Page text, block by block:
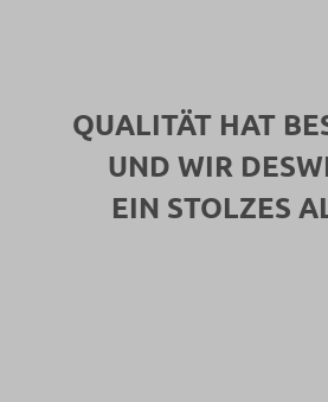
QUALITÄT HAT
UND WIR
EIN STOLZES